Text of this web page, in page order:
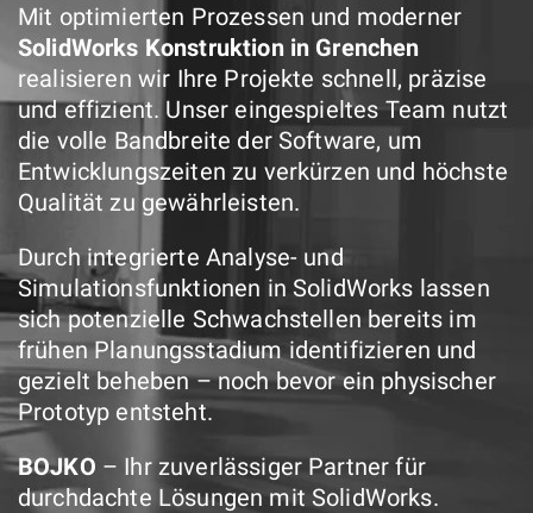
Mit optimierten Prozessen und moderner
SolidWorks Konstruktion in Grenchen
realisieren wir Ihre Projekte schnell, präzise
und effizient. Unser eingespieltes Team nutzt
die volle Bandbreite der Software, um
Entwicklungszeiten zu verkürzen und höchste
Qualität zu gewährleisten.
Durch integrierte Analyse- und
Simulationsfunktionen in SolidWorks lassen
sich potenzielle Schwachstellen bereits im
frühen Planungsstadium identifizieren und
gezielt beheben – noch bevor ein physischer
Prototyp entsteht.
BOJKO – Ihr zuverlässiger Partner für
durchdachte Lösungen mit SolidWorks.